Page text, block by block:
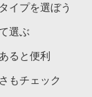
イプを選ぼう
選ぶ
ると便利
もチェック